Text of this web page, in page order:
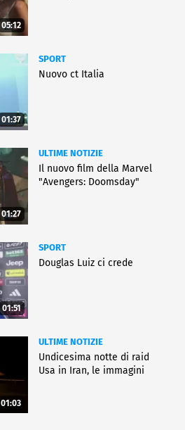
05:12
01:37
SPORT
Nuovo ct Italia
01:27
ULTIME NOTIZIE
Il nuovo film della Marvel
"Avengers: Doomsday"
01:51
SPORT
Douglas Luiz ci crede
01:03
ULTIME NOTIZIE
Undicesima notte di raid
Usa in Iran, le immagini